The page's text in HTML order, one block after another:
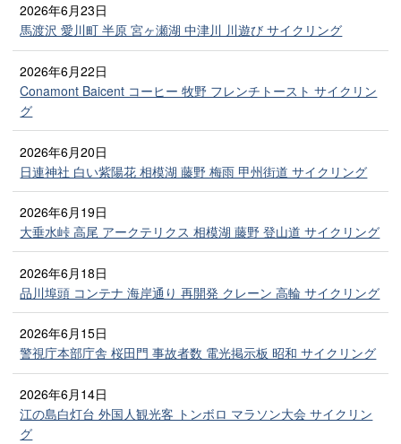
2026年6月23日
馬渡沢 愛川町 半原 宮ヶ瀬湖 中津川 川遊び サイクリング
2026年6月22日
Conamont Baicent コーヒー 牧野 フレンチトースト サイクリン
グ
2026年6月20日
日連神社 白い紫陽花 相模湖 藤野 梅雨 甲州街道 サイクリング
2026年6月19日
大垂水峠 高尾 アークテリクス 相模湖 藤野 登山道 サイクリング
2026年6月18日
品川埠頭 コンテナ 海岸通り 再開発 クレーン 高輪 サイクリング
2026年6月15日
警視庁本部庁舎 桜田門 事故者数 電光掲示板 昭和 サイクリング
2026年6月14日
江の島白灯台 外国人観光客 トンボロ マラソン大会 サイクリン
グ